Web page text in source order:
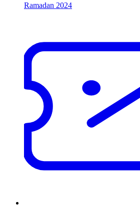
Ramadan 2024